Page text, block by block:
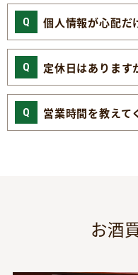
個人情報が心配だ
定休日はあります
営業時間を教えて
お酒